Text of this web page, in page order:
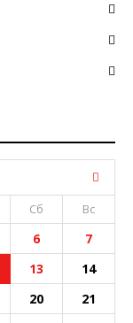
Сб Вс
6
7
13
14
20
21